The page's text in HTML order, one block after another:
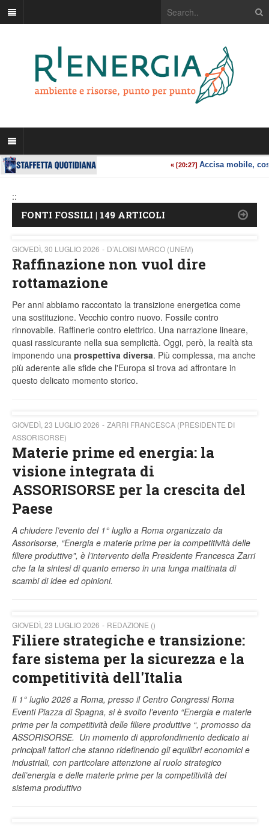
::
FONTI FOSSILI | 149 ARTICOLI
GIOVEDÌ, 30 LUGLIO 2026 D’ALOISI MARCO (UNEM)
Raffinazione non vuol dire
rottamazione
Per anni abbiamo raccontato la transizione energetica come
una sostituzione. Vecchio contro nuovo. Fossile contro
rinnovabile. Raffinerie contro elettrico. Una narrazione lineare,
quasi rassicurante nella sua semplicità. Oggi, però, la realtà sta
imponendo una prospettiva diversa. Più complessa, ma anche
più aderente alle sfide che l'Europa si trova ad affrontare in
questo delicato momento storico.
GIOVEDÌ, 23 LUGLIO 2026
ZARRI FRANCESCA (PRESIDENTE DI
ASSORISORSE)
Materie prime ed energia: la
visione integrata di
ASSORISORSE per la crescita del
Paese
A chiudere l’evento del 1° luglio a Roma organizzato da
Assorisorse, “Energia e materie prime per la competitività delle
filiere produttive", è l’intervento della Presidente Francesca Zarri
che fa la sintesi di quanto emerso in una lunga mattinata di
scambi di idee ed opinioni.
GIOVEDÌ, 23 LUGLIO 2026 REDAZIONE ()
Filiere strategiche e transizione:
fare sistema per la sicurezza e la
competitività dell'Italia
Il 1° luglio 2026 a Roma, presso il Centro Congressi Roma
Eventi Piazza di Spagna, si è svolto l’evento “Energia e materie
prime per la competitività delle filiere produttive “, promosso da
ASSORISORSE. Un momento di approfondimento dedicato ai
principali fattori che stanno ridefinendo gli equilibri economici e
industriali, con particolare attenzione al ruolo strategico
dell’energia e delle materie prime per la competitività del
sistema produttivo